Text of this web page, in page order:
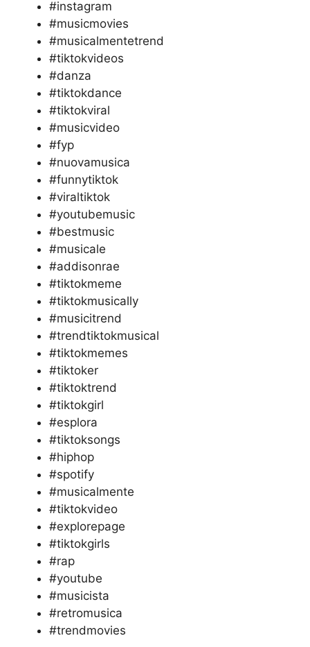
#instagram
#musicmovies
#musicalmentetrend
#tiktokvideos
#danza
#tiktokdance
#tiktokviral
#musicvideo
#fyp
#nuovamusica
#funnytiktok
#viraltiktok
#youtubemusic
#bestmusic
#musicale
#addisonrae
#tiktokmeme
#tiktokmusically
#musicitrend
#trendtiktokmusical
#tiktokmemes
#tiktoker
#tiktoktrend
#tiktokgirl
#esplora
#tiktoksongs
#hiphop
#spotify
#musicalmente
#tiktokvideo
#explorepage
#tiktokgirls
#rap
#youtube
#musicista
#retromusica
#trendmovies